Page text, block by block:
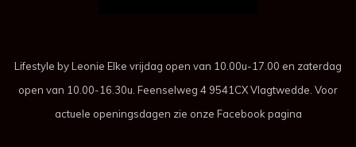
Lifestyle by Leonie Elke vrijdag open van 10.00u-17.00 en zaterdag
open van 10.00-16.30u. Feenselweg 4 9541CX Vlagtwedde. Voor
actuele openingsdagen zie onze Facebook pagina